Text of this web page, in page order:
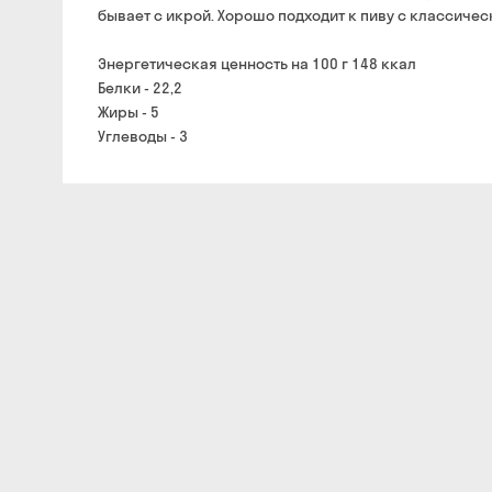
бывает с икрой. Хорошо подходит к пиву с
Энергетическая ценность на 100 г 148 ккал
Белки - 22,2
Жиры - 5
Углеводы - 3